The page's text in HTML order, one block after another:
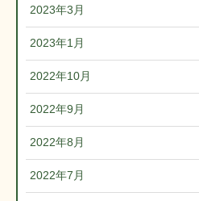
2023年3月
2023年1月
2022年10月
2022年9月
2022年8月
2022年7月